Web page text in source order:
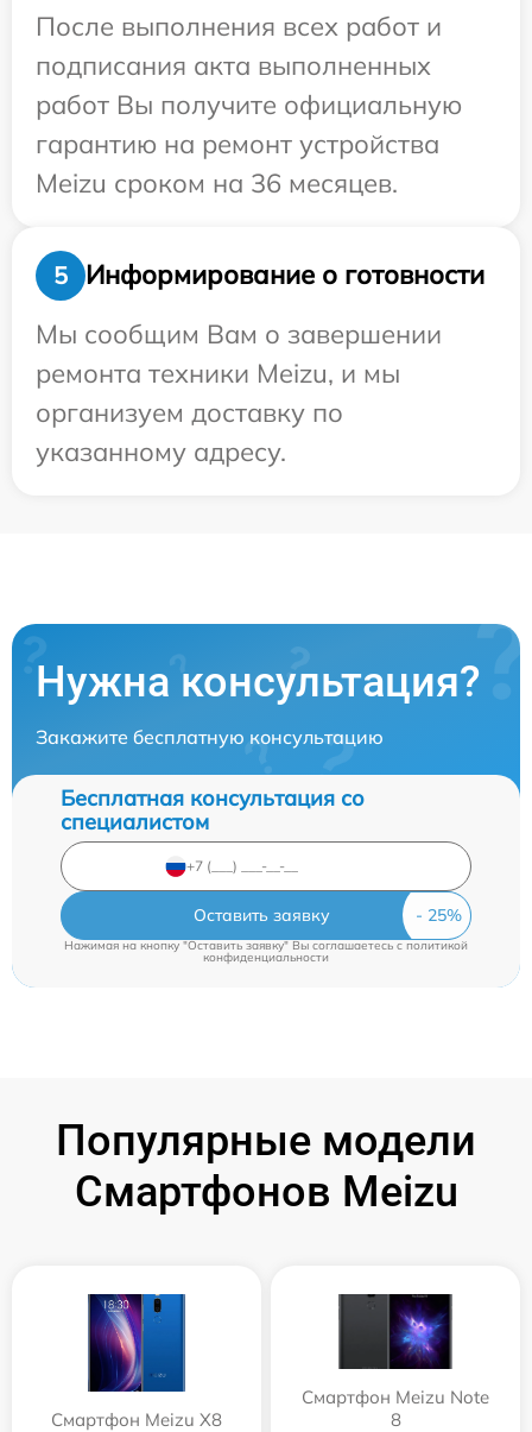
После выполнения всех работ и
подписания акта выполненных
работ Вы получите официальную
гарантию на ремонт устройства
Meizu сроком на 36 месяцев.
5
Информирование о готовности
Мы сообщим Вам о завершении
ремонта техники Meizu, и мы
организуем доставку по
указанному адресу.
Нужна консультация?
Закажите бесплатную консультацию
Бесплатная консультация со
специалистом
Оставить заявку
Нажимая на кнопку "Оставить заявку" Вы соглашаетесь cполитикой
конфиденциальности
Популярные модели
Смартфонов Meizu
Смартфон Meizu X8
Смартфон Meizu Note
8